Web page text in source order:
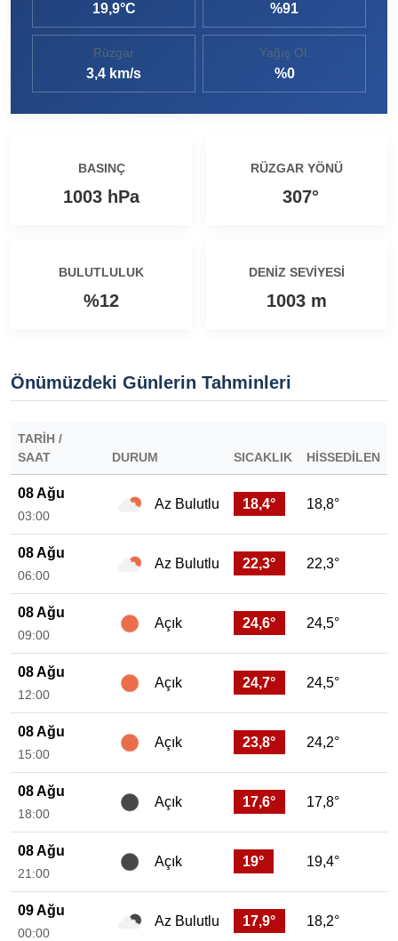
Ezine MEM Öğrencileri Otomotiv Sektörünü Yerinde İnceledi
10:45 |
19,9°C %91
Rüzgar
3,4 km/s
Yağış Ol.
%0
BASINÇ
1003 hPa
RÜZGAR YÖNÜ
307°
BULUTLULUK
%12
DENIZ SEVIYESI
1003 m
Önümüzdeki Günlerin Tahminleri
TARIH /
SAAT
DURUM SICAKLIK HISSEDILEN
08 Ağu
03:00
Az Bulutlu 18,4° 18,8°
08 Ağu
06:00
Az Bulutlu 22,3° 22,3°
08 Ağu
09:00
Açık 24,6° 24,5°
08 Ağu
12:00
Açık 24,7° 24,5°
08 Ağu
15:00
Açık 23,8° 24,2°
08 Ağu
18:00
Açık 17,6° 17,8°
08 Ağu
21:00
Açık 19° 19,4°
09 Ağu
00:00
Az Bulutlu 17,9° 18,2°